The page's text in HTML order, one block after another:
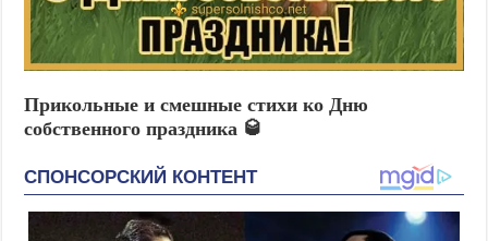
Прикольные и смешные стихи ко Дню
собственного праздника 🥃